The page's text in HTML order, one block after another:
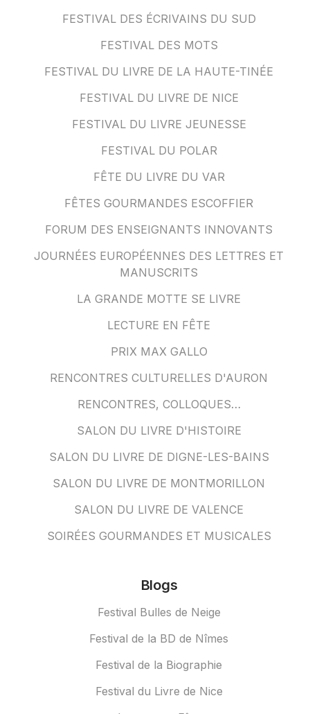
FESTIVAL DES ÉCRIVAINS DU SUD
FESTIVAL DES MOTS
FESTIVAL DU LIVRE DE LA HAUTE-TINÉE
FESTIVAL DU LIVRE DE NICE
FESTIVAL DU LIVRE JEUNESSE
FESTIVAL DU POLAR
FÊTE DU LIVRE DU VAR
FÊTES GOURMANDES ESCOFFIER
FORUM DES ENSEIGNANTS INNOVANTS
JOURNÉES EUROPÉENNES DES LETTRES ET
MANUSCRITS
LA GRANDE MOTTE SE LIVRE
LECTURE EN FÊTE
PRIX MAX GALLO
RENCONTRES CULTURELLES D'AURON
RENCONTRES, COLLOQUES…
SALON DU LIVRE D'HISTOIRE
SALON DU LIVRE DE DIGNE-LES-BAINS
SALON DU LIVRE DE MONTMORILLON
SALON DU LIVRE DE VALENCE
SOIRÉES GOURMANDES ET MUSICALES
Blogs
Festival Bulles de Neige
Festival de la BD de Nîmes
Festival de la Biographie
Festival du Livre de Nice